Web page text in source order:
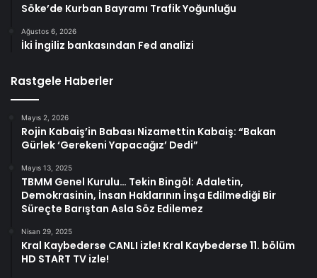
Söke’de Kurban Bayramı Trafik Yoğunluğu
Ağustos 6, 2026
İki İngiliz bankasından Fed analizi
Rastgele Haberler
Mayıs 2, 2026
Rojin Kabaiş’in Babası Nizamettin Kabaiş: “Bakan
Gürlek ‘Gerekeni Yapacağız’ Dedi”
Mayıs 13, 2025
TBMM Genel Kurulu… Tekin Bingöl: Adaletin,
Demokrasinin, İnsan Haklarının İnşa Edilmediği Bir
Süreçte Barıştan Asla Söz Edilemez
Nisan 29, 2025
Kral Kaybederse CANLI izle! Kral Kaybederse 11. bölüm
HD START TV izle!